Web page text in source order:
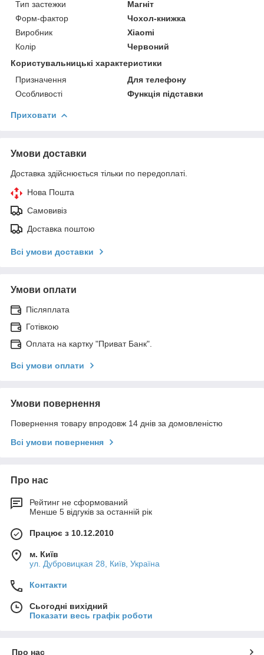
Тип застежки
Магніт
Форм-фактор
Чохол-книжка
Виробник
Xiaomi
Колір
Червоний
Користувальницькі характеристики
Призначення
Для телефону
Особливості
Функція підставки
Приховати
Умови доставки
Доставка здійснюється тільки по передоплаті.
Нова Пошта
Самовивіз
Доставка поштою
Всі умови доставки
Умови оплати
Післяплата
Готівкою
Оплата на картку "Приват Банк".
Всі умови оплати
Умови повернення
Повернення товару впродовж 14 днів за домовленістю
Всі умови повернення
Про нас
Рейтинг не сформований
Менше 5 відгуків за останній рік
Працює з 10.12.2010
м. Київ
ул. Дубровицкая 28, Київ, Україна
Контакти
Сьогодні вихідний
Показати весь графік роботи
Про нас